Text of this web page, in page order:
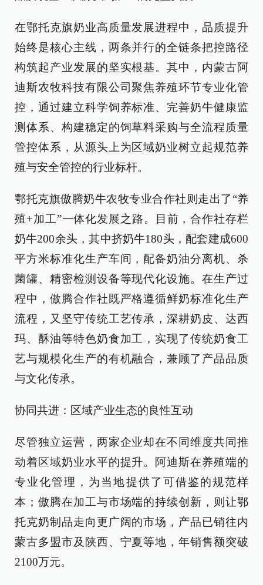
在鄂托克旗奶业高质量发展进程中，品质提升
始终是核心主线，两条并行的全链条把控路径
构筑起产业发展的坚实根基。其中，内蒙古阿
迪斯农牧科技有限公司聚焦养殖环节专业化管
控，通过建立科学饲养标准、完善奶牛健康监
测体系、构建稳定的饲草料采购与全流程质量
管控体系，从源头上为区域奶业树立起规范养
殖与安全管控的行业标杆。
鄂托克旗傲腾奶牛农牧专业合作社则走出了“养
殖+加工”一体化发展之路。目前，合作社存栏
奶牛200余头，其中挤奶牛180头，配套建成600
平方米标准化生产车间，配备奶油分离机、杀
菌罐、精密检测设备等现代化设施。在生产过
程中，傲腾合作社既严格遵循鲜奶标准化生产
流程，又坚守传统工艺传承，深耕奶皮、达西
玛、酥油等特色奶食加工，实现了传统奶食工
艺与规模化生产的有机融合，兼顾了产品品质
与文化传承。
协同共进：区域产业生态的良性互动
尽管独立运营，两家企业却在不同维度共同推
动着区域奶业水平的提升。阿迪斯在养殖端的
专业化管理，为当地提供了可借鉴的规范样
本；傲腾在加工与市场端的持续创新，则让鄂
托克奶制品走向更广阔的市场，产品已销往内
蒙古多盟市及陕西、宁夏等地，年销售额突破
2100万元。